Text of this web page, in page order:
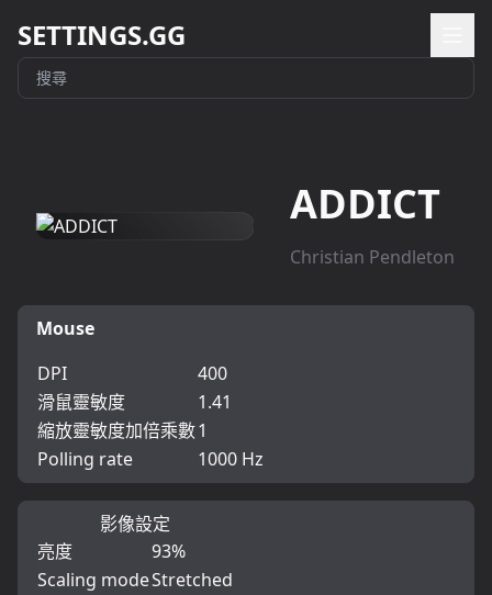
SETTINGS.GG
ADDICT
Christian Pendleton
Mouse
DPI
400
滑鼠靈敏度
1.41
縮放靈敏度加倍乘數1
Polling rate
1000 Hz
影像設定
亮度
93%
Scaling modeStretched